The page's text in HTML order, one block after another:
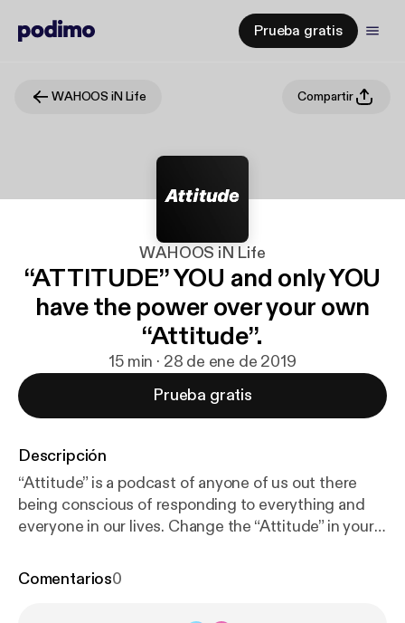
Prueba gratis
WAHOOS iN Life Compartir
WAHOOS iN Life
“ATTITUDE” YOU and only YOU
have the power over your own
“Attitude”.
15 min · 28 de ene de 2019
Prueba gratis
Descripción
“Attitude” is a podcast of anyone of us out there
being conscious of responding to everything and
everyone in our lives. Change the “Attitude” in your
only YOU have the power over your own “Attitude”.
Comentarios0